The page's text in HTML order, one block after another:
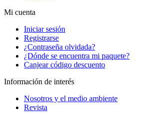
Mi cuenta
Iniciar sesión
Registrarse
¿Contraseña olvidada?
¿Dónde se encuentra mi paquete?
Canjear código descuento
Información de interés
Nosotros y el medio ambiente
Revista